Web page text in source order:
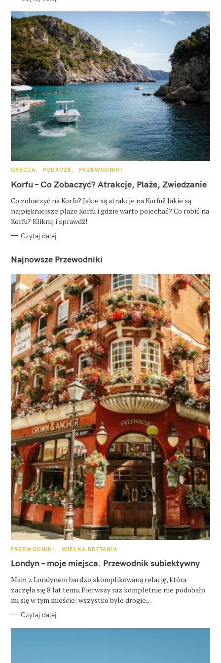
K
T
E
O
R
I
GRECJA PODRÓŻE PRZEWODNIKI
Korfu – Co Zobaczyć? Atrakcje, Plaże, Zwiedzanie
Co zobaczyć na Korfu? Jakie są atrakcje na Korfu? Jakie są
najpiękniejsze plaże Korfu i gdzie warto pojechać? Co robić na
Korfu? Kliknij i sprawdź!
Czytaj dalej
Najnowsze Przewodniki
K
T
E
O
R
I
PRZEWODNIKI WIELKA BRYTANIA
Londyn – moje miejsca. Przewodnik subiektywny
Mam z Londynem bardzo skomplikowaną relację, która
zaczęła się 8 lat temu. Pierwszy raz kompletnie nie podobało
mi się w tym mieście: wszystko było drogie,..
Czytaj dalej